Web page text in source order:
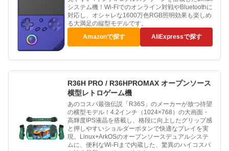
システム機！Wi-Fiでのオンライン対戦やBluetoothに
対応し、オシャレな1600万色RGB照明効果も楽しめ
る大満足の縦型モデルです。
Amazonで探す
AliExpressで探す
R36H PRO / R36HPROMAX オープンソース
横型レトロゲーム機
あのコスパ最強伝説「R36S」のメーカーが放つ待望
の横型モデル！4.2インチ（1024×768）の大画面・
高輝度IPS液晶を搭載し、格段に向上したグリップ感
と押しやすいショルダーボタンで快適なプレイを実
現。Linux+ArkOSのオープンソースデュアルシステ
ムに、便利なWi-Fiまで内蔵した、驚異のハイコスパ